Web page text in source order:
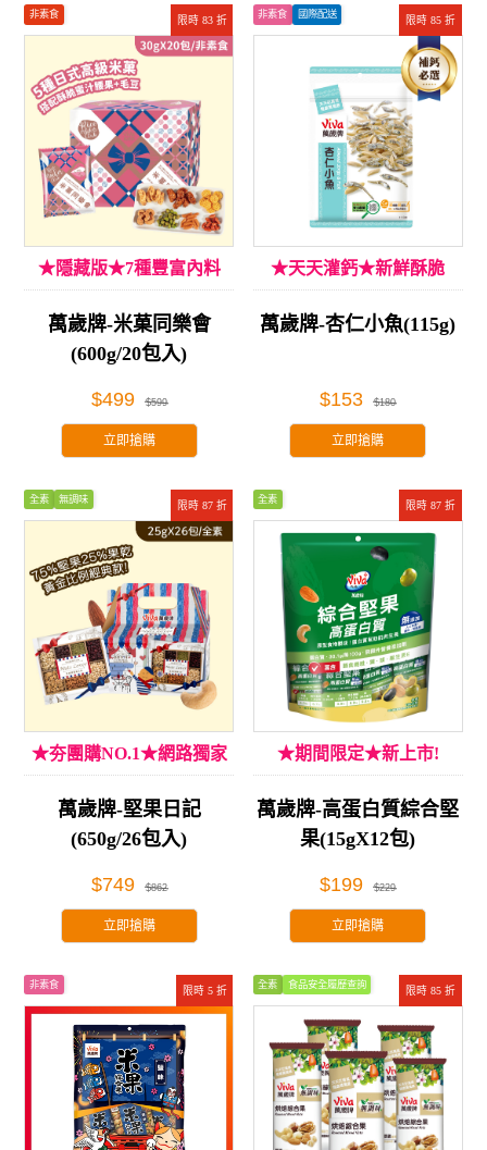
限時 83 折
非素食
★隱藏版★7種豐富內料
萬歲牌-米菓同樂會
(600g/20包入)
$499 $599
立即搶購
限時 85 折
非素食 國際配送
★天天灌鈣★新鮮酥脆
萬歲牌-杏仁小魚(115g)
$153 $180
立即搶購
限時 87 折
全素 無調味
★夯團購NO.1★網路獨家
萬歲牌-堅果日記
(650g/26包入)
$749 $862
立即搶購
限時 87 折
全素
★期間限定★新上市!
萬歲牌-高蛋白質綜合堅
果(15gX12包)
$199 $229
立即搶購
限時 5 折
非素食
限時 85 折
全素 食品安全履歷查詢